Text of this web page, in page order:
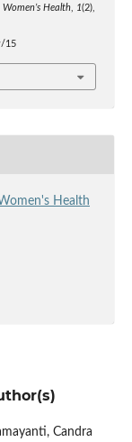
Health, 1(2),
15
Health
Candra